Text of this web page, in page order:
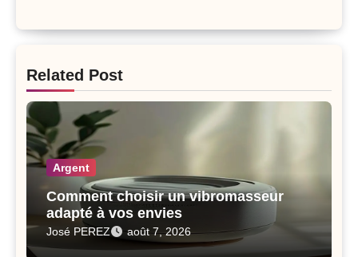
Related Post
Argent
Comment choisir un vibromasseur
adapté à vos envies
José PEREZ août 7, 2026